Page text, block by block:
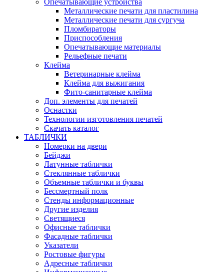
Опечатывающие устройства
Металлические печати для пластилина
Металлические печати для сургуча
Пломбираторы
Приспособления
Опечатывающие материалы
Рельефные печати
Клейма
Ветеринарные клейма
Клейма для выжигания
Фито-санитарные клейма
Доп. элементы для печатей
Оснастки
Технологии изготовления печатей
Скачать каталог
ТАБЛИЧКИ
Номерки на двери
Бейджи
Латунные таблички
Стеклянные таблички
Объемные таблички и буквы
Бессмертный полк
Стенды информационные
Другие изделия
Светящиеся
Офисные таблички
Фасадные таблички
Указатели
Ростовые фигуры
Адресные таблички